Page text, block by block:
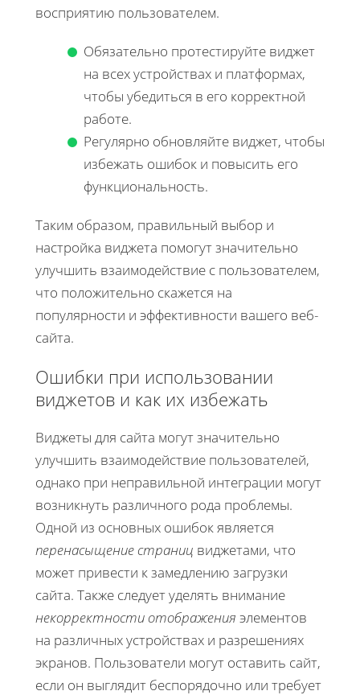
восприятию пользователем.
Обязательно протестируйте виджет
на всех устройствах и платформах,
чтобы убедиться в его корректной
работе.
Регулярно обновляйте виджет, чтобы
избежать ошибок и повысить его
функциональность.
Таким образом, правильный выбор и
настройка виджета помогут значительно
улучшить взаимодействие с пользователем,
что положительно скажется на
популярности и эффективности вашего веб-
сайта.
Ошибки при использовании
виджетов и как их избежать
Виджеты для сайта могут значительно
улучшить взаимодействие пользователей,
однако при неправильной интеграции могут
возникнуть различного рода проблемы.
Одной из основных ошибок является
перенасыщение страниц виджетами, что
может привести к замедлению загрузки
сайта. Также следует уделять внимание
некорректности отображения элементов
на различных устройствах и разрешениях
экранов. Пользователи могут оставить сайт,
если он выглядит беспорядочно или требует